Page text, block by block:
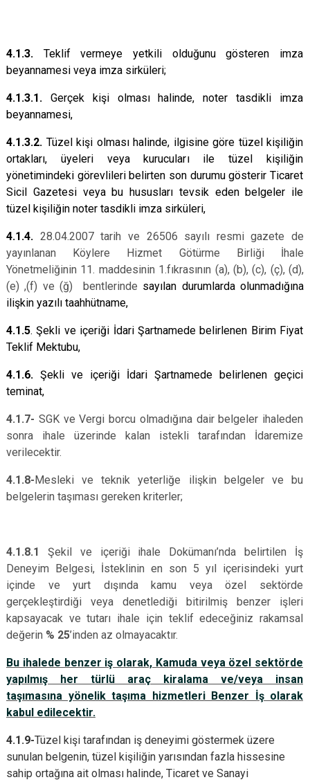
4.1.3. Teklif vermeye yetkili olduğunu gösteren imza
beyannamesi veya imza sirküleri;
4.1.3.1. Gerçek kişi olması halinde, noter tasdikli imza
beyannamesi,
4.1.3.2. Tüzel kişi olması halinde, ilgisine göre tüzel kişiliğin
ortakları, üyeleri veya kurucuları ile tüzel kişiliğin
yönetimindeki görevlileri belirten son durumu gösterir Ticaret
Sicil Gazetesi veya bu hususları tevsik eden belgeler ile
tüzel kişiliğin noter tasdikli imza sirküleri,
4.1.4. 28.04.2007 tarih ve 26506 sayılı resmi gazete de
yayınlanan Köylere Hizmet Götürme Birliği İhale
Yönetmeliğinin 11. maddesinin 1.fıkrasının (a), (b), (c), (ç), (d),
(e) ,(f) ve (ğ) bentlerinde sayılan durumlarda olunmadığına
ilişkin yazılı taahhütname,
4.1.5. Şekli ve içeriği İdari Şartnamede belirlenen Birim Fiyat
Teklif Mektubu,
4.1.6. Şekli ve içeriği İdari Şartnamede belirlenen geçici
teminat,
4.1.7- SGK ve Vergi borcu olmadığına dair belgeler ihaleden
sonra ihale üzerinde kalan istekli tarafından İdaremize
verilecektir.
4.1.8-Mesleki ve teknik yeterliğe ilişkin belgeler ve bu
belgelerin taşıması gereken kriterler;
4.1.8.1 Şekil ve içeriği ihale Dokümanı’nda belirtilen İş
Deneyim Belgesi, İsteklinin en son 5 yıl içerisindeki yurt
içinde ve yurt dışında kamu veya özel sektörde
gerçekleştirdiği veya denetlediği bitirilmiş benzer işleri
kapsayacak ve tutarı ihale için teklif edeceğiniz rakamsal
değerin % 25’inden az olmayacaktır.
Bu ihalede benzer iş olarak, Kamuda veya özel sektörde
yapılmış her türlü araç kiralama ve/veya insan
taşımasına yönelik taşıma hizmetleri Benzer İş olarak
kabul edilecektir.
4.1.9-Tüzel kişi tarafından iş deneyimi göstermek üzere
sunulan belgenin, tüzel kişiliğin yarısından fazla hissesine
sahip ortağına ait olması halinde, Ticaret ve Sanayi